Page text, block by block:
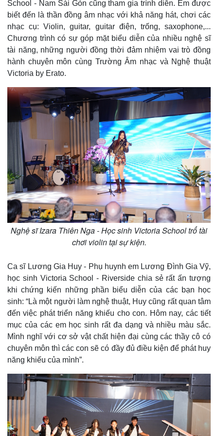
Pháp luật
Vụ án
Tin nóng
Tư vấn luật
Quân sự - Quốc phòng
Vũ khí
Việt Nam
Phân tích
School - Nam Sài Gòn cũng tham gia trình diễn. Em được
biết đến là thần đồng âm nhạc với khả năng hát, chơi các
nhạc cụ: Violin, guitar, guitar điện, trống, saxophone,...
Chương trình có sự góp mặt biểu diễn của nhiều nghệ sĩ
tài năng, những người đồng thời đảm nhiệm vai trò đồng
hành chuyên môn cùng Trường Âm nhạc và Nghệ thuật
Victoria by Erato.
Nghệ sĩ Izara Thiên Nga - Học sinh Victoria School trổ tài
chơi violin tại sự kiện.
Ca sĩ Lương Gia Huy - Phụ huynh em Lương Đình Gia Vỹ,
học sinh Victoria School - Riverside chia sẻ rất ấn tượng
khi chứng kiến những phần biểu diễn của các bạn học
sinh: “Là một người làm nghệ thuật, Huy cũng rất quan tâm
đến việc phát triển năng khiếu cho con. Hôm nay, các tiết
mục của các em học sinh rất đa dạng và nhiều màu sắc.
Mình nghĩ với cơ sở vật chất hiện đại cùng các thầy cô có
chuyên môn thì các con sẽ có đầy đủ điều kiện để phát huy
năng khiếu của mình”.